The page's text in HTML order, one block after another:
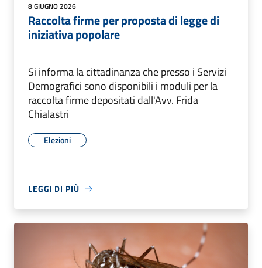
8 GIUGNO 2026
Raccolta firme per proposta di legge di
iniziativa popolare
Si informa la cittadinanza che presso i Servizi
Demografici sono disponibili i moduli per la
raccolta firme depositati dall'Avv. Frida
Chialastri
Elezioni
LEGGI DI PIÙ